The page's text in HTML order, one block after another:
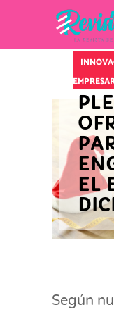
EL
Según